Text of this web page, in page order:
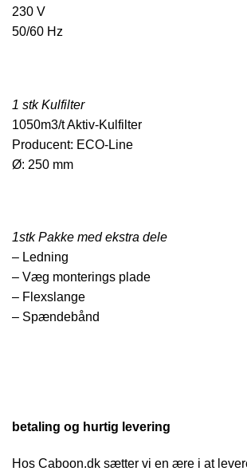
230 V
50/60 Hz
1 stk Kulfilter
1050m3/t Aktiv-Kulfilter
Producent: ECO-Line
Ø: 250 mm
1stk Pakke med ekstra dele
– Ledning
– Væg monterings plade
– Flexslange
– Spændebånd
betaling og hurtig levering
Hos Caboon.dk sætter vi en ære i at